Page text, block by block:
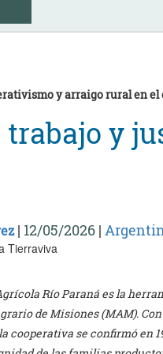
y arraigo rural en
trabajo y
| 12/05/2026 |
Tierraviva
Río Paraná es la
de Misiones (MAM).
cooperativa se confirmó en